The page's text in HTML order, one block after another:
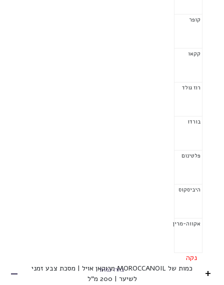
קופר
קקאו
רוז גולד
בורדו
פלטינום
היביסקוס
אקווה-מרין
נקה
+
כמות של MOROCCANOIL מרוקאן אויל | מסכת צבע זמני
לשיער | 200 מ"ל
בחרו כמות -